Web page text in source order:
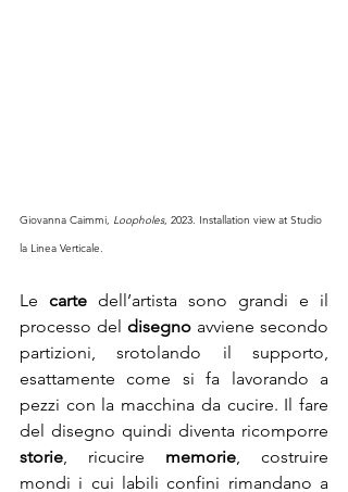
Giovanna Caimmi, Loopholes, 2023. Installation view at Studio
la Linea Verticale.
Le carte dell’artista sono grandi e il
processo del disegno avviene secondo
partizioni, srotolando il supporto,
esattamente come si fa lavorando a
pezzi con la macchina da cucire. Il fare
del disegno quindi diventa ricomporre
storie, ricucire memorie, costruire